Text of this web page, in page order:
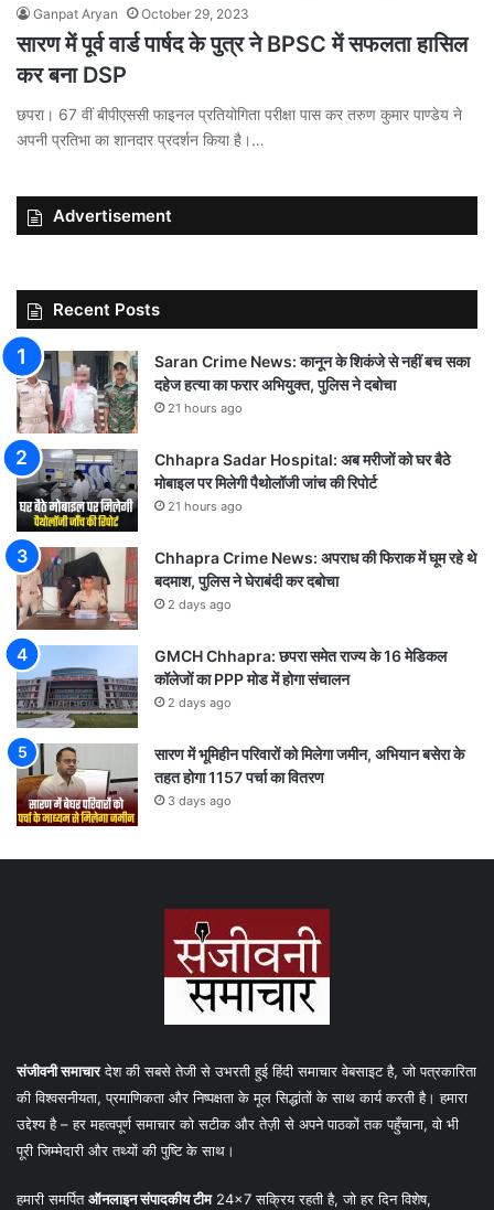
Ganpat Aryan October 29, 2023
सारण में पूर्व वार्ड पार्षद के पुत्र ने BPSC में सफलता हासिल
कर बना DSP
छपरा। 67 वीं बीपीएससी फाइनल प्रतियोगिता परीक्षा पास कर तरुण कुमार पाण्डेय ने
अपनी प्रतिभा का शानदार प्रदर्शन किया है।…
Advertisement
Recent Posts
Saran Crime News: कानून के शिकंजे से नहीं बच सका
दहेज हत्या का फरार अभियुक्त, पुलिस ने दबोचा
21 hours ago
Chhapra Sadar Hospital: अब मरीजों को घर बैठे
मोबाइल पर मिलेगी पैथोलॉजी जांच की रिपोर्ट
21 hours ago
Chhapra Crime News: अपराध की फिराक में घूम रहे थे
बदमाश, पुलिस ने घेराबंदी कर दबोचा
2 days ago
GMCH Chhapra: छपरा समेत राज्य के 16 मेडिकल
कॉलेजों का PPP मोड में होगा संचालन
2 days ago
सारण में भूमिहीन परिवारों को मिलेगा जमीन, अभियान बसेरा के
तहत होगा 1157 पर्चा का वितरण
3 days ago
संजीवनी समाचारदेश की सबसे तेजी से उभरती हुई हिंदी समाचार वेबसाइट है, जो पत्रकारिता
की विश्वसनीयता, प्रमाणिकता और निष्पक्षता के मूल सिद्धांतों के साथ कार्य करती है। हमारा
उद्देश्य है – हर महत्वपूर्ण समाचार को सटीक और तेज़ी से अपने पाठकों तक पहुँचाना, वो भी
पूरी जिम्मेदारी और तथ्यों की पुष्टि के साथ।
हमारी समर्पितऑनलाइन संपादकीय टीम24×7 सक्रिय रहती है, जो हर दिन विशेष,